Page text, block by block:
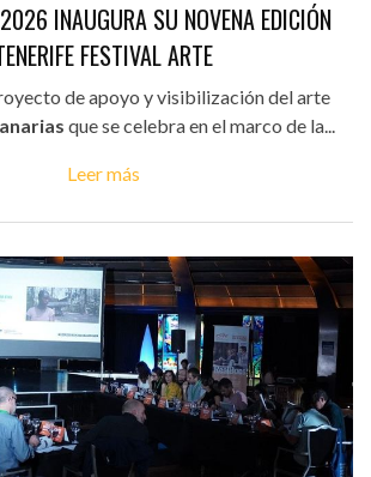
INAUGURA SU NOVENA EDICIÓN
FESTIVAL ARTE
de apoyo y visibilización del arte
que se celebra en el marco de la...
Leer más